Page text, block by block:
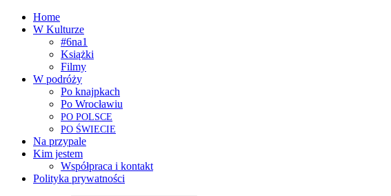
Home
W Kulturze
#6na1
Książki
Filmy
W podróży
Po knajpkach
Po Wrocławiu
PO POLSCE
PO ŚWIECIE
Na przypale
Kim jestem
Współpraca i kontakt
Polityka prywatności